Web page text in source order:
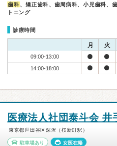
歯科、矯正歯科、歯周病科、小児歯科、
トニング
診療時間
月 火
09:00-13:00
14:00-18:00
医療法人社団泰斗会 井
東京都世田谷区深沢（桜新町駅）
駐車場あり 女医在籍